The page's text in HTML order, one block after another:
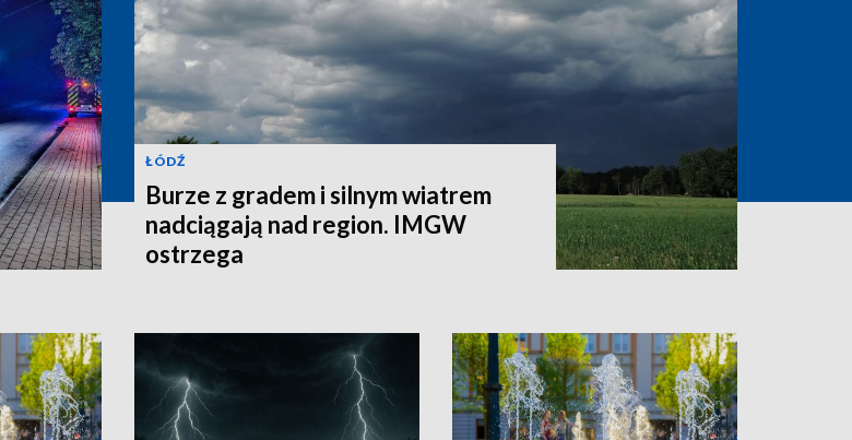
ŁÓDŹ
Burze z gradem i silnym wiatrem
nadciągają nad region. IMGW
ostrzega